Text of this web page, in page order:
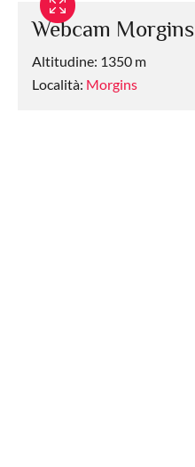
Webcam Morgins
Altitudine: 1350 m
Località: Morgins